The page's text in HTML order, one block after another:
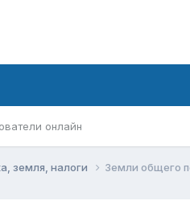
онлайн
земля, налоги Земли общего